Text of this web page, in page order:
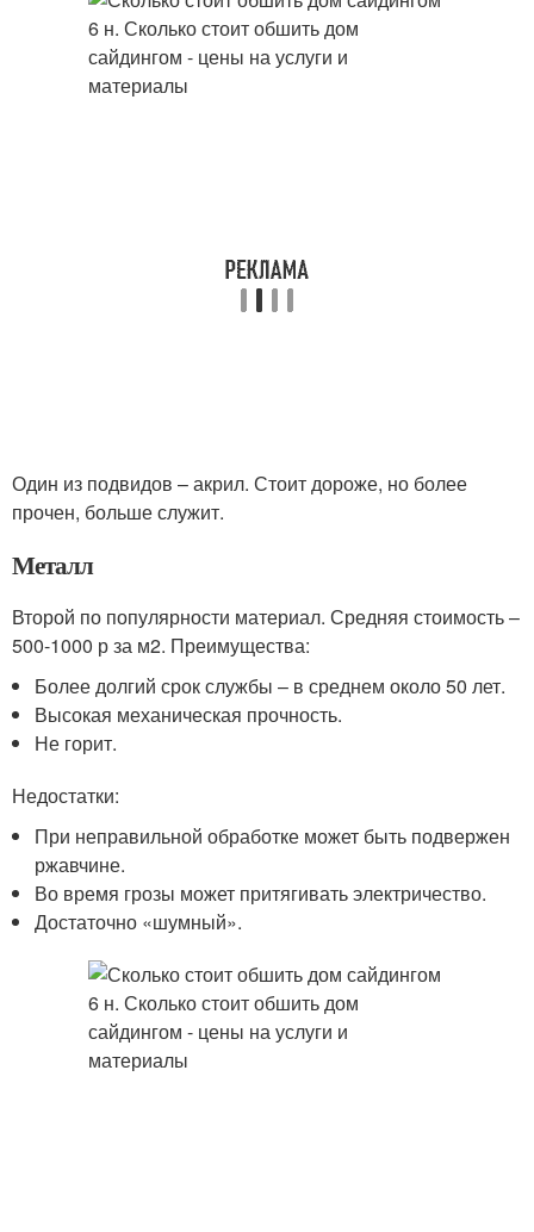
Один из подвидов – акрил. Стоит дороже, но более
прочен, больше служит.
Металл
Второй по популярности материал. Средняя стоимость –
500-1000 р за м2. Преимущества:
Более долгий срок службы – в среднем около 50 лет.
Высокая механическая прочность.
Не горит.
Недостатки:
При неправильной обработке может быть подвержен
ржавчине.
Во время грозы может притягивать электричество.
Достаточно «шумный».